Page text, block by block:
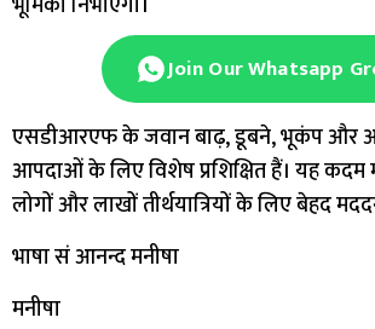
Join Our Whatsapp
एसडीआरएफ के जवान बाढ़, डूबने, भूकंप और
आपदाओं के लिए विशेष प्रशिक्षित हैं। यह कदम
लोगों और लाखों तीर्थयात्रियों के लिए बेहद
भाषा सं आनन्द मनीषा
मनीषा